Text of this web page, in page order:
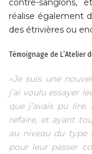
contre-sanglons,
réalise également
des étrivières ou
Témoignage de L’Atelier
«Je suis une
j’ai voulu essayer
que j’avais pu
refaire, et ayant
au niveau du type
pour leur passer